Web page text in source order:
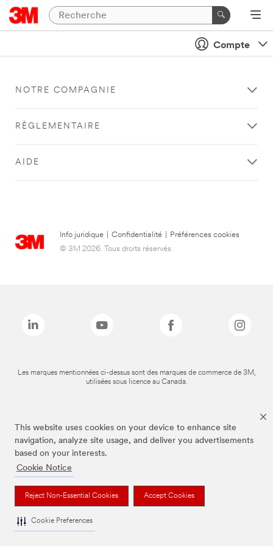
This website uses cookies on your device to enhance site
navigation, analyze site usage, and deliver you advertisements
based on your interests.
Cookie Notice
Reject Non-Essential Cookies Accept Cookies
Cookie Preferences
Compte
NOTRE COMPAGNIE
RÈGLEMENTAIRE
AIDE
Info juridique Confidentialité
Préférences cookies
© 3M 2026. Tous droits réservés.
Les marques mentionnées ci-dessus sont des marques de commerce de 3M,
utilisées sous licence au Canada.